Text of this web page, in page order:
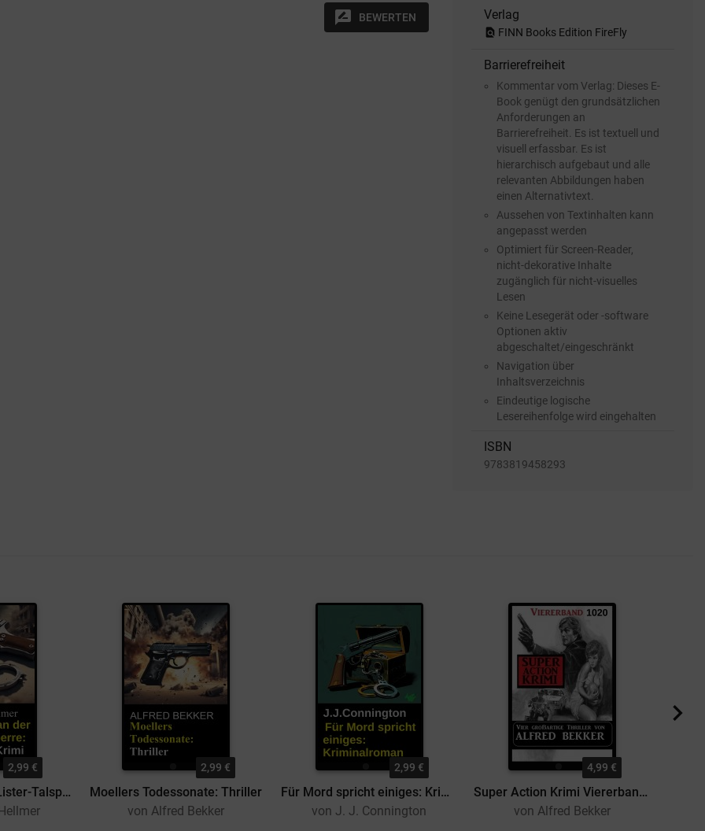
rate_review BEWERTEN Verlag
find_in_page FINN Books Edition FireFly
Barrierefreiheit
Kommentar vom Verlag: Dieses E-
Book genügt den grundsätzlichen
Anforderungen an
Barrierefreiheit. Es ist textuell und
visuell erfassbar. Es ist
hierarchisch aufgebaut und alle
relevanten Abbildungen haben
einen Alternativtext.
Aussehen von Textinhalten kann
angepasst werden
Optimiert für Screen-Reader,
nicht-dekorative Inhalte
zugänglich für nicht-visuelles
Lesen
Keine Lesegerät oder -software
Optionen aktiv
abgeschaltet/eingeschränkt
Navigation über
Inhaltsverzeichnis
Eindeutige logische
Lesereihenfolge wird eingehalten
ISBN
9783819458293
2,99 €
Totenstille an der Lister-Talsperre: Sauerland-Krimi
2,99 €
Moellers Todessonate: Thriller
von Alfred Bekker
2,99 €
Für Mord spricht einiges: Kriminalroman
von J. J. Connington
4,99 €
Super Action Krimi Viererband 1020
von Alfred Bekker